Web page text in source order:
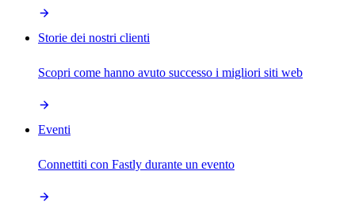
Storie dei nostri clienti
Scopri come hanno avuto successo i migliori siti web
Eventi
Connettiti con Fastly durante un evento